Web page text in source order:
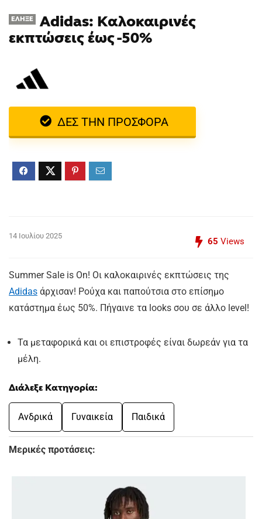
ΈΛΗΞΕ
Adidas: Καλοκαιρινές
εκπτώσεις έως -50%
ΔΕΣ ΤΗΝ ΠΡΟΣΦΟΡΑ
14 Ιουλίου 2025
65 Views
Summer Sale is On! Οι καλοκαιρινές εκπτώσεις της
Adidas άρχισαν! Ρούχα και παπούτσια στο επίσημο
κατάστημα έως 50%. Πήγαινε τα looks σου σε άλλο level!
Τα μεταφορικά και οι επιστροφές είναι δωρεάν για τα
μέλη.
Διάλεξε Κατηγορία:
Ανδρικά Γυναικεία Παιδικά
Μερικές προτάσεις: